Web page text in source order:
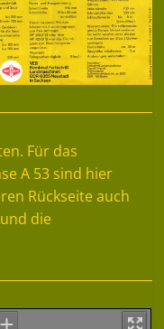
Für das
A 53 sind hier
Rückseite auch
die